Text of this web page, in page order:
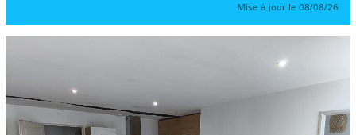
Mise à jour le 08/08/26